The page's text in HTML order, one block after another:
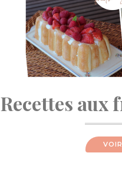
Recettes aux
VOIR